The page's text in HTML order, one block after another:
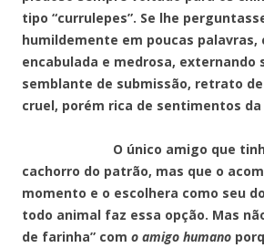
tipo “currulepes”. Se lhe
humildemente em poucas palavras,
encabulada e medrosa, externando
semblante de submissão, retrato
cruel, porém rica de sentimentos da
O único amigo que tinha
cachorro do patrão, mas que o
momento e o escolhera como seu
todo animal faz essa opção. Mas
de farinha” com o amigo humano